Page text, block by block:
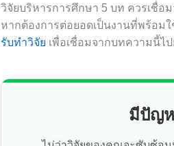
วิจัยบริหารการศึกษา 5 บท ควรเชื่อ
หากต้องการต่อยอดเป็นงานที่พร้อม
รับทำวิจัย เพื่อเชื่อมจากบทความนี้ไ
มีปัญห